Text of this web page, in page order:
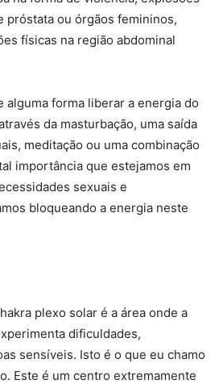
próstata ou órgãos femininos,
físicas na região abdominal
alguma forma liberar a energia do
da masturbação, uma saída
meditação ou uma combinação
importância que estejamos em
sexuais e
bloqueando a energia neste
plexo solar é a área onde a
dificuldades,
sensíveis. Isto é o que eu chamo
Este é um centro extremamente